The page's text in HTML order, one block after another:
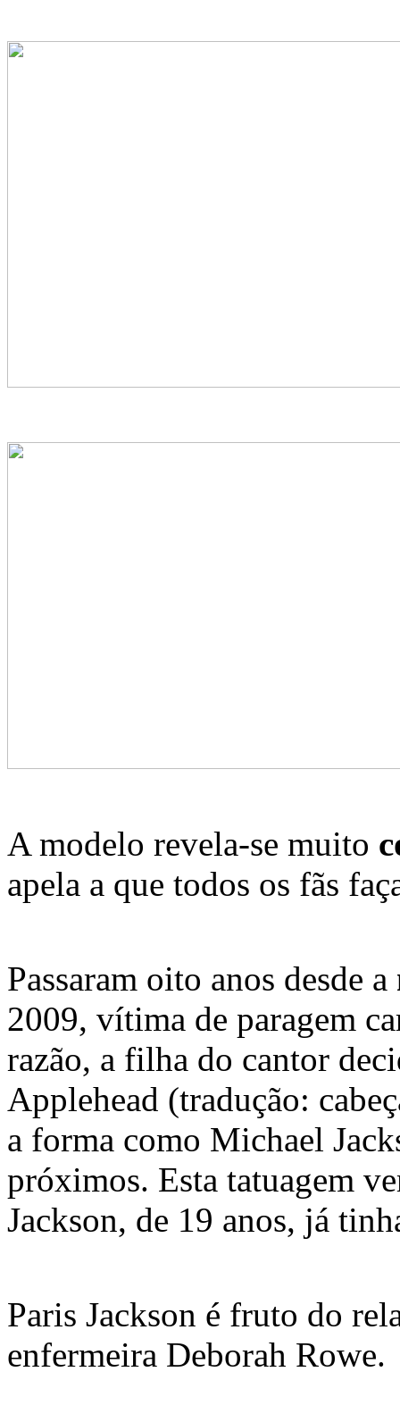
A modelo revela-se muito
apela a que todos os fãs
Passaram oito anos desde a
2009, vítima de paragem
razão, a filha do cantor
Applehead (tradução:
a forma como Michael
próximos. Esta tatuagem
Jackson, de 19 anos, já
Paris Jackson é fruto do
enfermeira Deborah Rowe.